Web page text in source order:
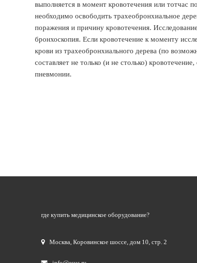
выполняется в момент кровотечения или тотчас
необходимо освободить трахеобронхиальное
поражения и причину кровотечения.
бронхоскопия. Если кровотечение к моменту
крови из трахеобронхиального дерева (по
составляет не только (и не столько)
пневмонии.
где купить медицинское оборудование?
Москва, Коровинское шоссе, дом 10, стр. 2